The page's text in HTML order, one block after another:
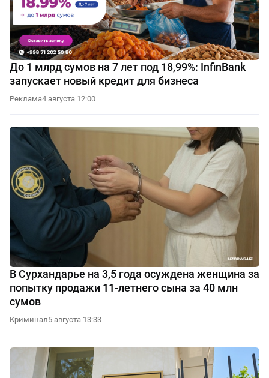
До 1 млрд сумов на 7 лет под 18,99%: InfinBank
запускает новый кредит для бизнеса
Реклама4 августа 12:00
В Сурхандарье на 3,5 года осуждена женщина за
попытку продажи 11-летнего сына за 40 млн
сумов
Криминал5 августа 13:33